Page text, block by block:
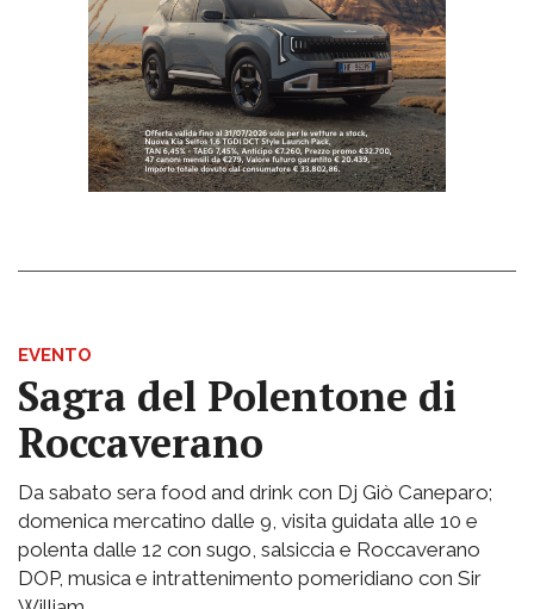
EVENTO
Sagra del Polentone di
Roccaverano
Da sabato sera food and drink con Dj Giò Caneparo;
domenica mercatino dalle 9, visita guidata alle 10 e
polenta dalle 12 con sugo, salsiccia e Roccaverano
DOP, musica e intrattenimento pomeridiano con Sir